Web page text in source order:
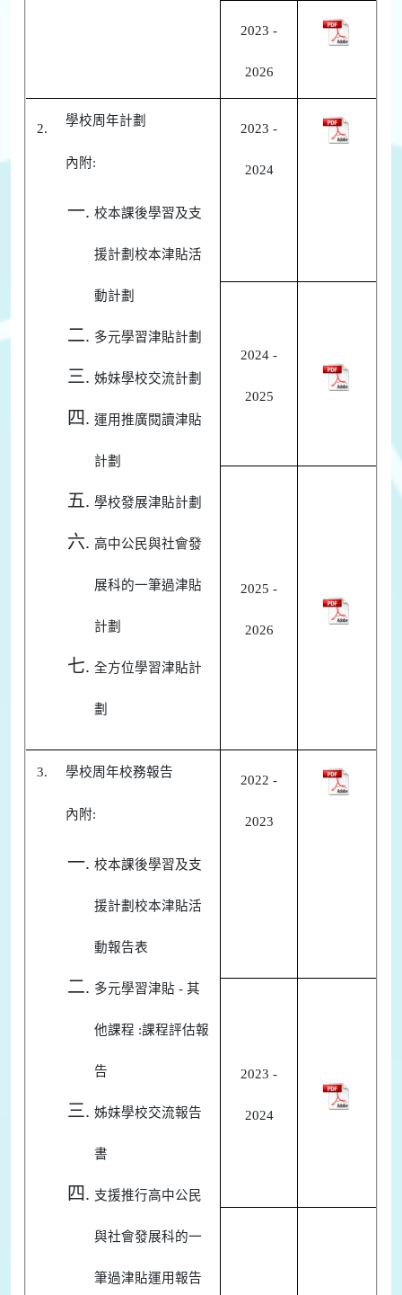
2023 -
2026
2.
學校周年計劃
內附:
校本課後學習及支
援計劃校本津貼活
動計劃
多元學習津貼計劃
姊妹學校交流計劃
運用推廣閱讀津貼
計劃
學校發展津貼計劃
高中公民與社會發
展科的一筆過津貼
計劃
全方位學習津貼計
劃
2023 -
2024
2024 -
2025
2025 -
2026
3. 學校周年校務報告
內附:
校本課後學習及支
援計劃校本津貼活
動報告表
多元學習津貼 - 其
他課程 :課程評估報
告
姊妹學校交流報告
書
支援推行高中公民
與社會發展科的一
筆過津貼運用報告
2022 -
2023
2023 -
2024